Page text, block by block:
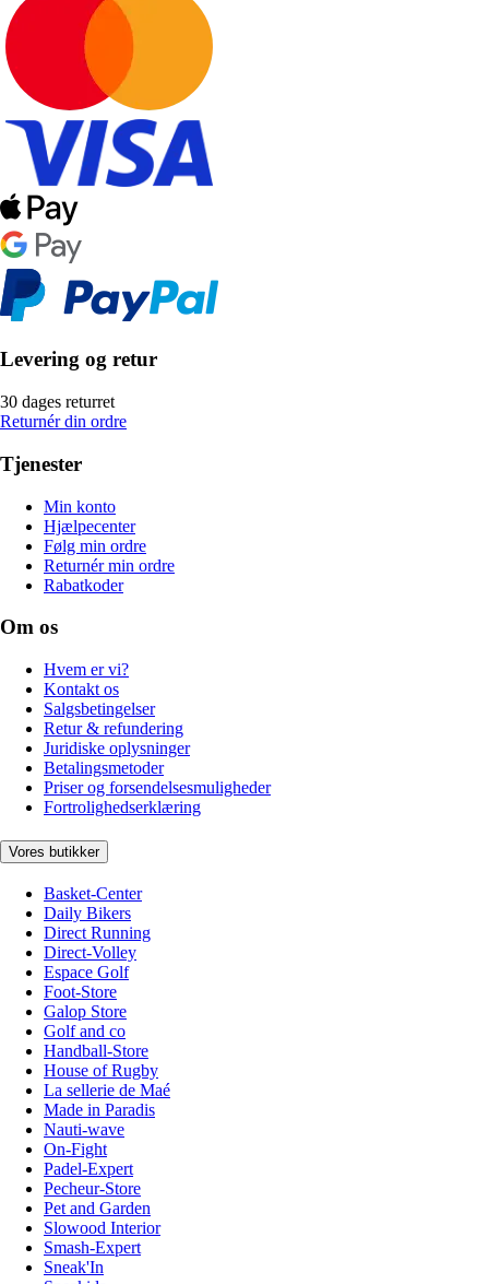
Levering og retur
30 dages returret
Returnér din ordre
Tjenester
Min konto
Hjælpecenter
Følg min ordre
Returnér min ordre
Rabatkoder
Om os
Hvem er vi?
Kontakt os
Salgsbetingelser
Retur & refundering
Juridiske oplysninger
Betalingsmetoder
Priser og forsendelsesmuligheder
Fortrolighedserklæring
Vores butikker
Basket-Center
Daily Bikers
Direct Running
Direct-Volley
Espace Golf
Foot-Store
Galop Store
Golf and co
Handball-Store
House of Rugby
La sellerie de Maé
Made in Paradis
Nauti-wave
On-Fight
Padel-Expert
Pecheur-Store
Pet and Garden
Slowood Interior
Smash-Expert
Sneak'In